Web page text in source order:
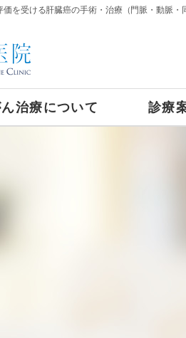
を受ける肝臓癌の手術・治療（門脈・動脈
治療について 診療